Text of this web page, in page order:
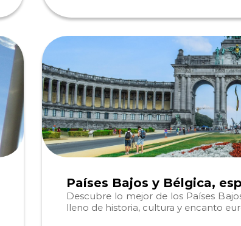
Países Bajos y Bélgica,
Descubre lo mejor de los Países
lleno de historia, cultura y encanto